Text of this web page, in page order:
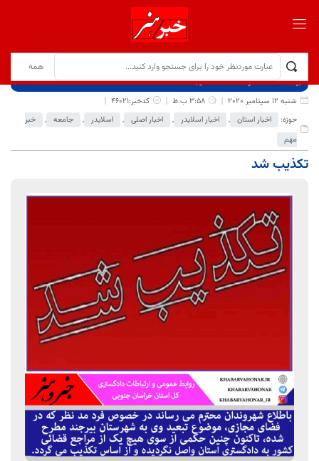
برگ نخست نوشته‌ها
تکذیب شد
شنبه 12 سپتامبر 2020
3:58 ب.ظ
کدخبر:46021
حوزه:
اخبار استان , اخبار اسلایدر , اخبار اصلی , اسلایدر , جامعه ,
خبر
مهم
تکذیب شد